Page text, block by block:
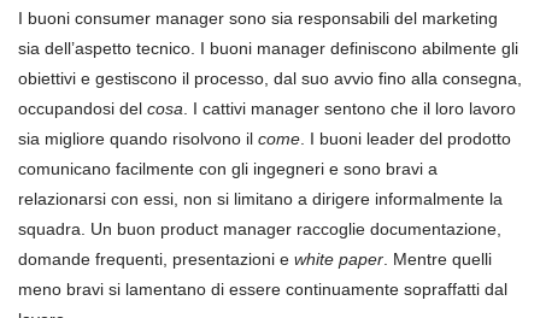
I buoni consumer manager sono sia responsabili del marketing
sia dell’aspetto tecnico. I buoni manager definiscono abilmente gli
obiettivi e gestiscono il processo, dal suo avvio fino alla consegna,
occupandosi del cosa . I cattivi manager sentono che il loro lavoro
sia migliore quando risolvono il come . I buoni leader del prodotto
comunicano facilmente con gli ingegneri e sono bravi a
relazionarsi con essi, non si limitano a dirigere informalmente la
squadra. Un buon product manager raccoglie documentazione,
domande frequenti, presentazioni e white paper . Mentre quelli
meno bravi si lamentano di essere continuamente sopraffatti dal